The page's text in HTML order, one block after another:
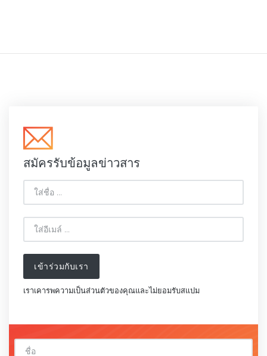
สมัครรับข้อมูลข่าวสาร
เข้าร่วมกับเรา
เราเคารพความเป็นส่วนตัวของคุณและไม่ยอมรับสแปม